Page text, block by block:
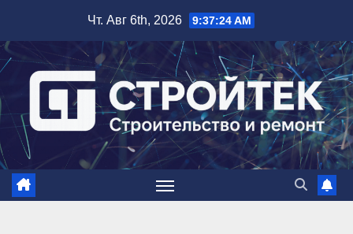
содержимому
Чт. Авг 6th, 2026 9:37:25 AM